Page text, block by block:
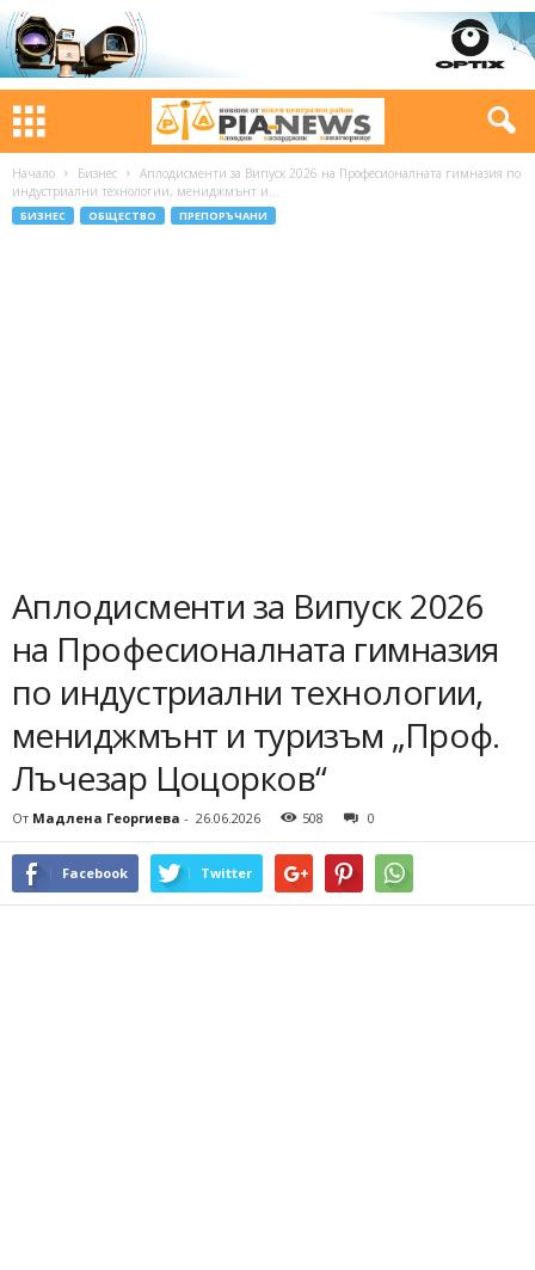
Начало Бизнес
Аплодисменти за Випуск 2026 на Професионалната гимназия по
индустриални технологии, мениджмънт и...
БИЗНЕС ОБЩЕСТВО ПРЕПОРЪЧАНИ
Аплодисменти за Випуск 2026
на Професионалната гимназия
по индустриални технологии,
мениджмънт и туризъм „Проф.
Лъчезар Цоцорков“
От Мадлена Георгиева - 26.06.2026 508 0
Facebook Twitter